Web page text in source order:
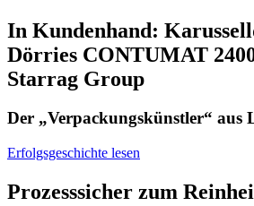
In Kundenhand:
Dörries CONTUMAT
Starrag Group
Der „Verpackungskünstler“ aus
Erfolgsgeschichte lesen
Prozesssicher zum